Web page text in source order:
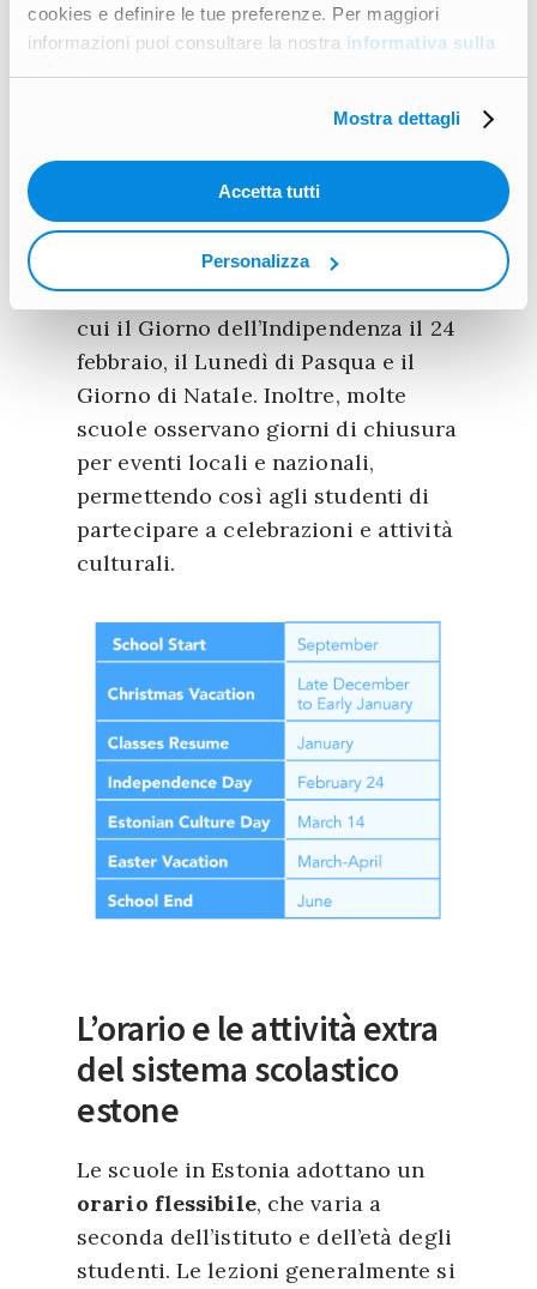
cookies e definire le tue preferenze. Per maggiori
informazioni puoi consultare la nostra informativa sulla
Mostra dettagli
Accetta tutti
Personalizza
È importante notare che, a seconda
della scuola e della regione, l’anno
in modi diversi. Oltre ai periodi di
vacanza, ci sono giorni in cui non si
svolgono le lezioni.
In Estonia, gli studenti non vanno a
scuola durante diverse festività, tra
cui il Giorno dell’Indipendenza il 24
febbraio, il Lunedì di Pasqua e il
Giorno di Natale. Inoltre, molte
scuole osservano giorni di chiusura
per eventi locali e nazionali,
permettendo così agli studenti di
partecipare a celebrazioni e attività
culturali.
L’orario e le attività extra
del sistema scolastico
estone
Le scuole in Estonia adottano un
orario flessibile, che varia a
seconda dell’istituto e dell’età degli
studenti. Le lezioni generalmente si